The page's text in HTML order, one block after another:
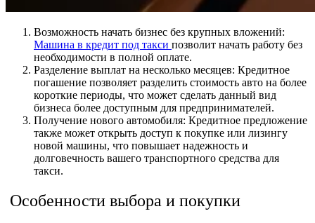
Возможность начать бизнес без крупных вложений:
Машина в кредит под такси позволит начать работу без
необходимости в полной оплате.
Разделение выплат на несколько месяцев: Кредитное
погашение позволяет разделить стоимость авто на более
короткие периоды, что может сделать данный вид
бизнеса более доступным для предпринимателей.
Получение нового автомобиля: Кредитное предложение
также может открыть доступ к покупке или лизингу
новой машины, что повышает надежность и
долговечность вашего транспортного средства для
такси.
Особенности выбора и покупки